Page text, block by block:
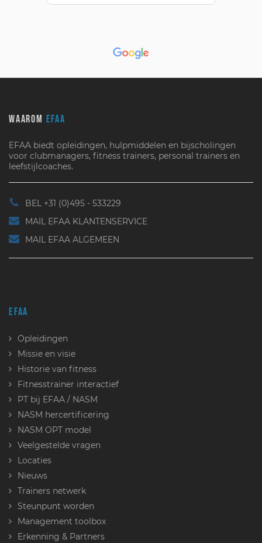
WAAROM EFAA
EFAA biedt opleidingen, hulpmiddelen en bijscholingen
voor clubmanagers, fitness trainers, personal trainers en
leefstijlcoaches.
BEL +31 (0)495 - 533229
MAIL EFAA KLANTENSERVICE
MAIL EFAA ALGEMEEN
EFAA
Opleidingen
Missie en visie
Historie van fitness
Fitnesstrainer interactief
PT bij EFAA / NASM
NASM hercertificering
NASM OPT model
Veelgestelde vragen
Locaties
Nieuws
Trainers netwerk
Steunpunt worden
Management toolbox
Erkenning & Partners